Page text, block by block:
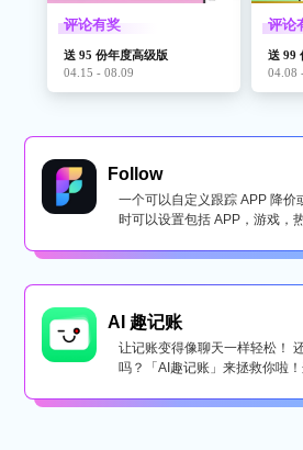
评论有奖
送 95 份年度高级版
04.15 - 08.09
评论
送 99
04.08
Follow
一个可以自定义跟踪 APP 降价
时可以设置包括 APP，游戏，
AI 趣记账
让记账变得像聊天一样轻松！
吗？「AI趣记账」来拯救你啦